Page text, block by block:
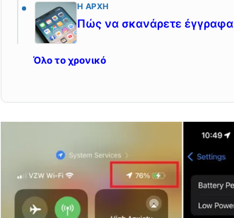
Η ΑΡΧΉ
Πώς να σκανάρετε
Όλο το χρονικό